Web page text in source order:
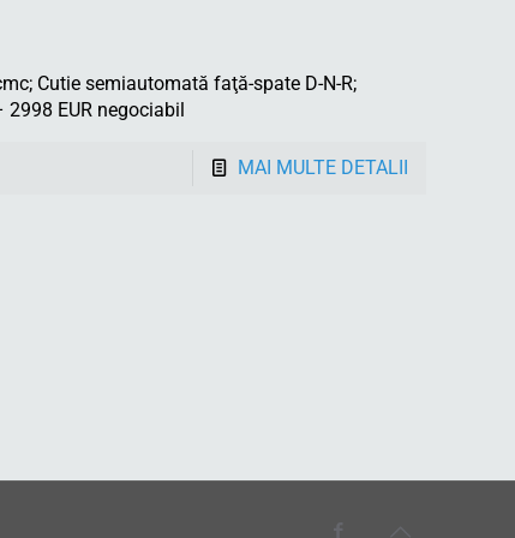
Cutie semiautomată faţă-spate D-N-R;
2998 EUR negociabil
MAI MULTE DETALII